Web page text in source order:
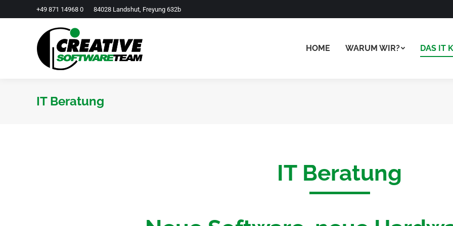
+49 871 14968 0 84028 Landshut, Freyung 632b
HOME WARUM WIR? DAS IT
IT Beratung
IT Beratung